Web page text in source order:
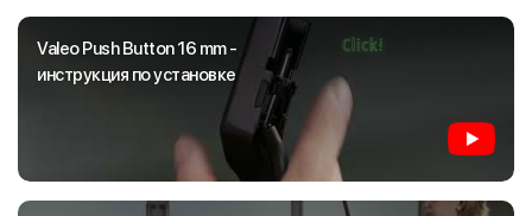
Valeo Push Button 16 mm -
инструкция по установке